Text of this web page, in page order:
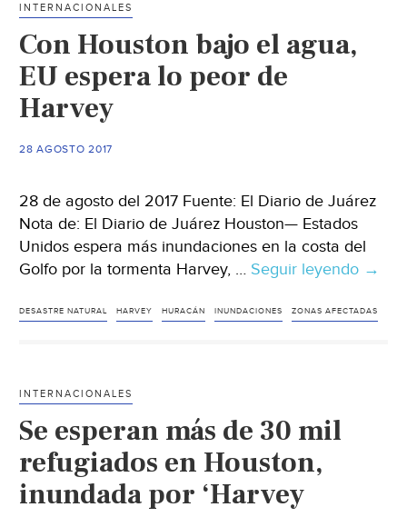
agua
INTERNACIONALES
Con Houston bajo el agua,
EU espera lo peor de
Harvey
28 AGOSTO 2017
28 de agosto del 2017 Fuente: El Diario de Juárez
Nota de: El Diario de Juárez Houston— Estados
Unidos espera más inundaciones en la costa del
Golfo por la tormenta Harvey, … Seguir leyendo Con
bajo
→
DESASTRE NATURAL HARVEY HURACÁN INUNDACIONES ZONAS AFECTADAS
INTERNACIONALES
Se esperan más de 30 mil
refugiados en Houston,
inundada por ‘Harvey